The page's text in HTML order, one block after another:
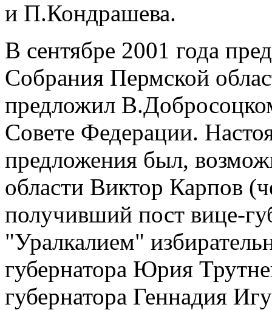
и П.Кондрашева.
В сентябре 2001 года
Собрания Пермской
предложил
Совете Федерации.
предложения был,
области Виктор Карпов
получивший пост вице-
"Уралкалием"
губернатора Юрия
губернатора Геннадия